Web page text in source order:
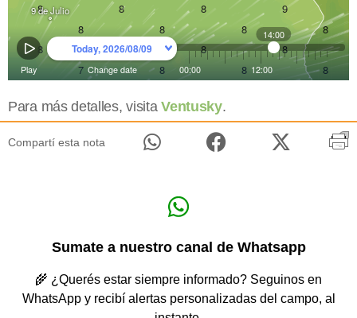
Para más detalles, visitaVentusky.
Compartí esta nota
Sumate a nuestro canal de Whatsapp
🌾 ¿Querés estar siempre informado? Seguinos en
WhatsApp y recibí alertas personalizadas del campo, al